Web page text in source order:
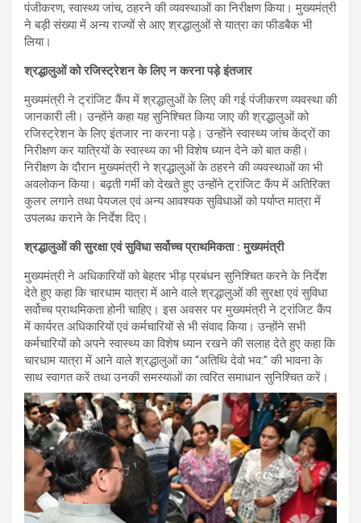
पंजीकरण, स्वास्थ्य जांच, ठहरने की व्यवस्थाओं का निरीक्षण किया। मुख्यमंत्री
ने बड़ी संख्या में अन्य राज्यों से आए श्रद्धालुओं से यात्रा का फीडबैक भी
लिया।
श्रद्धालुओं को रजिस्ट्रेशन के लिए न करना पड़े इंतजार
मुख्यमंत्री ने ट्रांजिट कैंप में श्रद्धालुओं के लिए की गई पंजीकरण व्यवस्था की
जानकारी ली। उन्होंने कहा यह सुनिश्चित किया जाए की श्रद्धालुओं को
रजिस्ट्रेशन के लिए इंतजार ना करना पड़े। उन्होंने स्वास्थ्य जांच केंद्रों का
निरीक्षण कर यात्रियों के स्वास्थ्य का भी विशेष ध्यान देने को बात कही।
निरीक्षण के दौरान मुख्यमंत्री ने श्रद्धालुओं के ठहरने की व्यवस्थाओं का भी
अवलोकन किया। बढ़ती गर्मी को देखते हुए उन्होंने ट्रांजिट कैंप में अतिरिक्त
कुलर लगाने तथा पेयजल एवं अन्य आवश्यक सुविधाओं को पर्याप्त मात्रा में
उपलब्ध कराने के निर्देश दिए।
श्रद्धालुओं की सुरक्षा एवं सुविधा सर्वोच्च प्राथमिकता : मुख्यमंत्री
मुख्यमंत्री ने अधिकारियों को बेहतर भीड़ प्रबंधन सुनिश्चित करने के निर्देश
देते हुए कहा कि चारधाम यात्रा में आने वाले श्रद्धालुओं की सुरक्षा एवं सुविधा
सर्वोच्च प्राथमिकता होनी चाहिए। इस अवसर पर मुख्यमंत्री ने ट्रांजिट कैंप
में कार्यरत अधिकारियों एवं कर्मचारियों से भी संवाद किया। उन्होंने सभी
कर्मचारियों को अपने स्वास्थ्य का विशेष ध्यान रखने की सलाह देते हुए कहा कि
चारधाम यात्रा में आने वाले श्रद्धालुओं का “अतिथि देवो भव:” की भावना के
साथ स्वागत करें तथा उनकी समस्याओं का त्वरित समाधान सुनिश्चित करें।